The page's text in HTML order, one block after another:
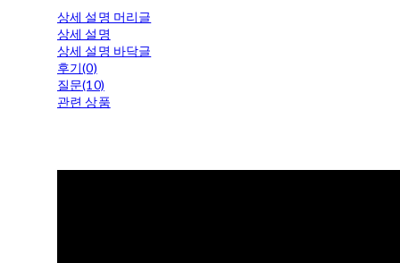
상세 설명 머리글
상세 설명
상세 설명 바닥글
후기(0)
질문(10)
관련 상품